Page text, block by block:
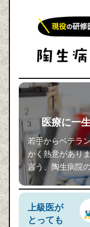
医療に一
若手からベテラ
かく熱意があり
言う、陶生病院
上級医が
とっても